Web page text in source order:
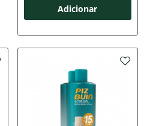
Adicionar